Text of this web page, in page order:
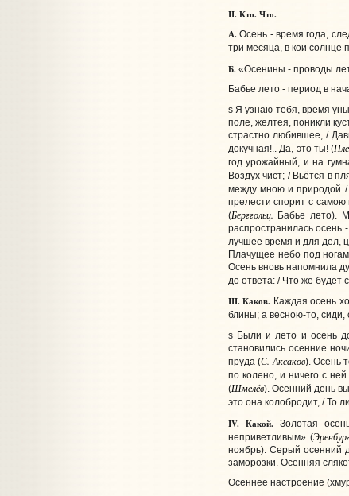
II. Кто. Что.
А.Осень - время года,
три месяца, в кои солнце
Б. «Осенины - проводы
Бабье лето - период в
s Я узнаю тебя, время
поле, желтея, поникли
страстно любившее, /
докучная!.. Да, это ты! (
год урожайный, и на
Воздух чист; / Вьётся в
между мною и природой /
прелести спорит с
(Берггольц. Бабье лето).
распространилась
лучшее время и для дел,
Плачущее небо под
Осень вновь напомнила
до ответа: / Что же будет
III. Каков. Каждая осень
блины; а весною-то, сиди,
s Были и лето и осень
становились осенние
пруда (С. Аксаков). Осень
по колено, и ничего с
(Шмелёв). Осенний день
это она колобродит, / То
IV. Какой. Золотая
неприветливым» (
ноябрь). Серый осенний
заморозки. Осенняя
Осеннее настроение